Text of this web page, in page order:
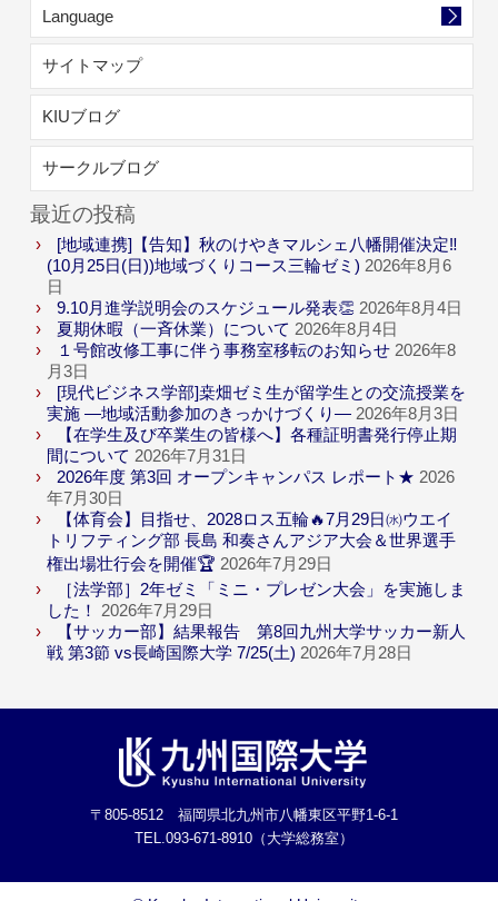
Language
サイトマップ
KIUブログ
サークルブログ
最近の投稿
[地域連携]【告知】秋のけやきマルシェ八幡開催決定‼
(10月25日(日))地域づくりコース三輪ゼミ) 2026年8月6
日
9.10月進学説明会のスケジュール発表👏 2026年8月4日
夏期休暇（一斉休業）について 2026年8月4日
１号館改修工事に伴う事務室移転のお知らせ 2026年8
月3日
[現代ビジネス学部]桒畑ゼミ生が留学生との交流授業を
実施 ―地域活動参加のきっかけづくり― 2026年8月3日
【在学生及び卒業生の皆様へ】各種証明書発行停止期
間について 2026年7月31日
2026年度 第3回 オープンキャンパス レポート★ 2026
年7月30日
【体育会】目指せ、2028ロス五輪🔥7月29日㈬ウエイ
トリフティング部 長島 和奏さんアジア大会＆世界選手
権出場壮行会を開催🏆 2026年7月29日
［法学部］2年ゼミ「ミニ・プレゼン大会」を実施しま
した！
2026年7月29日
【サッカー部】結果報告 第8回九州大学サッカー新人
戦 第3節 vs長崎国際大学 7/25(土) 2026年7月28日
〒805-8512 福岡県北九州市八幡東区平野1-6-1
TEL.093-671-8910（大学総務室）